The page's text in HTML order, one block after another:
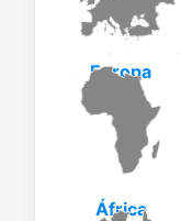
Europa
África